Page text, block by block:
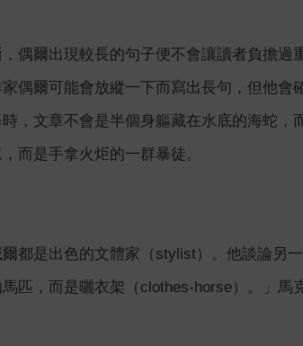
偶爾出現較長的句子便不會讓讀者負擔
偶爾可能會放縱一下而寫出長句，但他
，文章不會是半個身軀藏在水底的海蛇
而是手拿火炬的一群暴徒。
都是出色的文體家（stylist）。他談論另
匹，而是曬衣架（clothes-horse）。」